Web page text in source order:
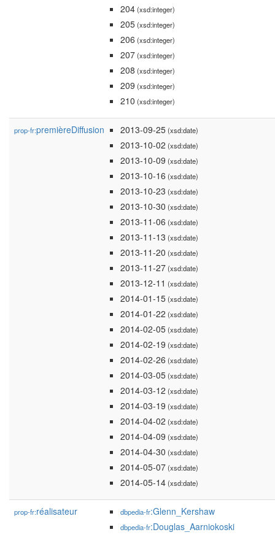
204(xsd:integer)
205(xsd:integer)
206 (xsd:integer)
207(xsd:integer)
208 (xsd:integer)
209 (xsd:integer)
210 (xsd:integer)
prop-fr:premièreDiffusion 2013-09-25(xsd:date)
2013-10-02 (xsd:date)
2013-10-09 (xsd:date)
2013-10-16 (xsd:date)
2013-10-23 (xsd:date)
2013-10-30 (xsd:date)
2013-11-06 (xsd:date)
2013-11-13 (xsd:date)
2013-11-20 (xsd:date)
2013-11-27(xsd:date)
2013-12-11 (xsd:date)
2014-01-15(xsd:date)
2014-01-22 (xsd:date)
2014-02-05(xsd:date)
2014-02-19 (xsd:date)
2014-02-26 (xsd:date)
2014-03-05(xsd:date)
2014-03-12 (xsd:date)
2014-03-19 (xsd:date)
2014-04-02 (xsd:date)
2014-04-09 (xsd:date)
2014-04-30 (xsd:date)
2014-05-07(xsd:date)
2014-05-14(xsd:date)
prop-fr:réalisateur dbpedia-fr:Glenn_Kershaw
dbpedia-fr:Douglas_Aarniokoski